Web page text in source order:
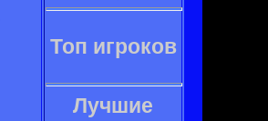
Топ игроков
Лучшие